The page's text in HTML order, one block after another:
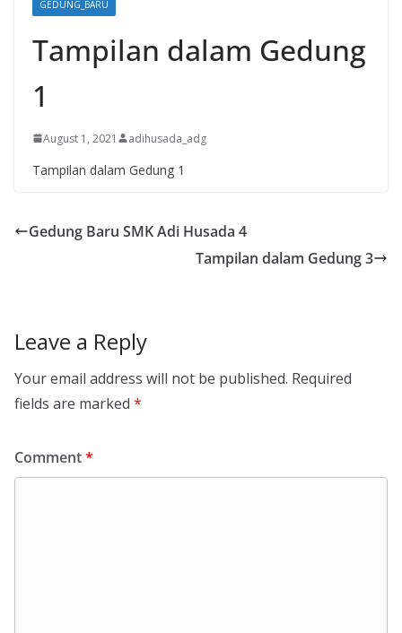
GEDUNG_BARU
Tampilan dalam Gedung
1
August 1, 2021 adihusada_adg
Tampilan dalam Gedung 1
Gedung Baru SMK Adi Husada 4
Tampilan dalam Gedung 3
Leave a Reply
Your email address will not be published. Required
fields are marked *
Comment*